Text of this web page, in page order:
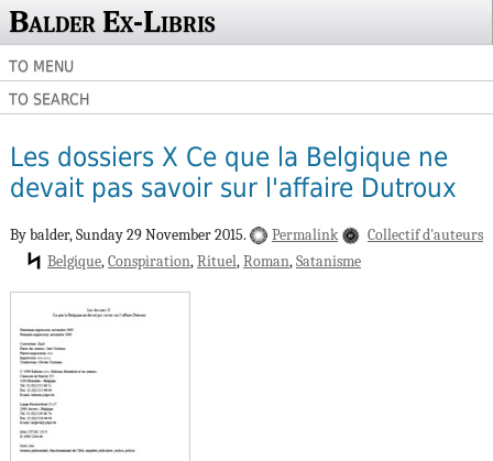
Balder Ex-Libris
TO MENU
TO SEARCH
Les dossiers X Ce que la Belgique ne
devait pas savoir sur l'affaire Dutroux
By balder,Sunday 29 November 2015. Permalink
Collectif d'auteurs
Belgique Conspiration Rituel Roman Satanisme